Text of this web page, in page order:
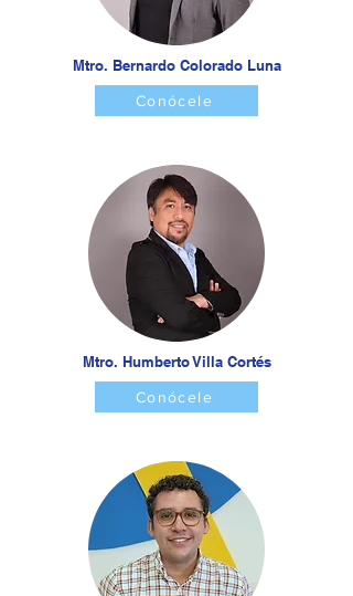
Mtro. Bernardo Colorado Luna
Conócele
Mtro. Humberto Villa Cortés
Conócele